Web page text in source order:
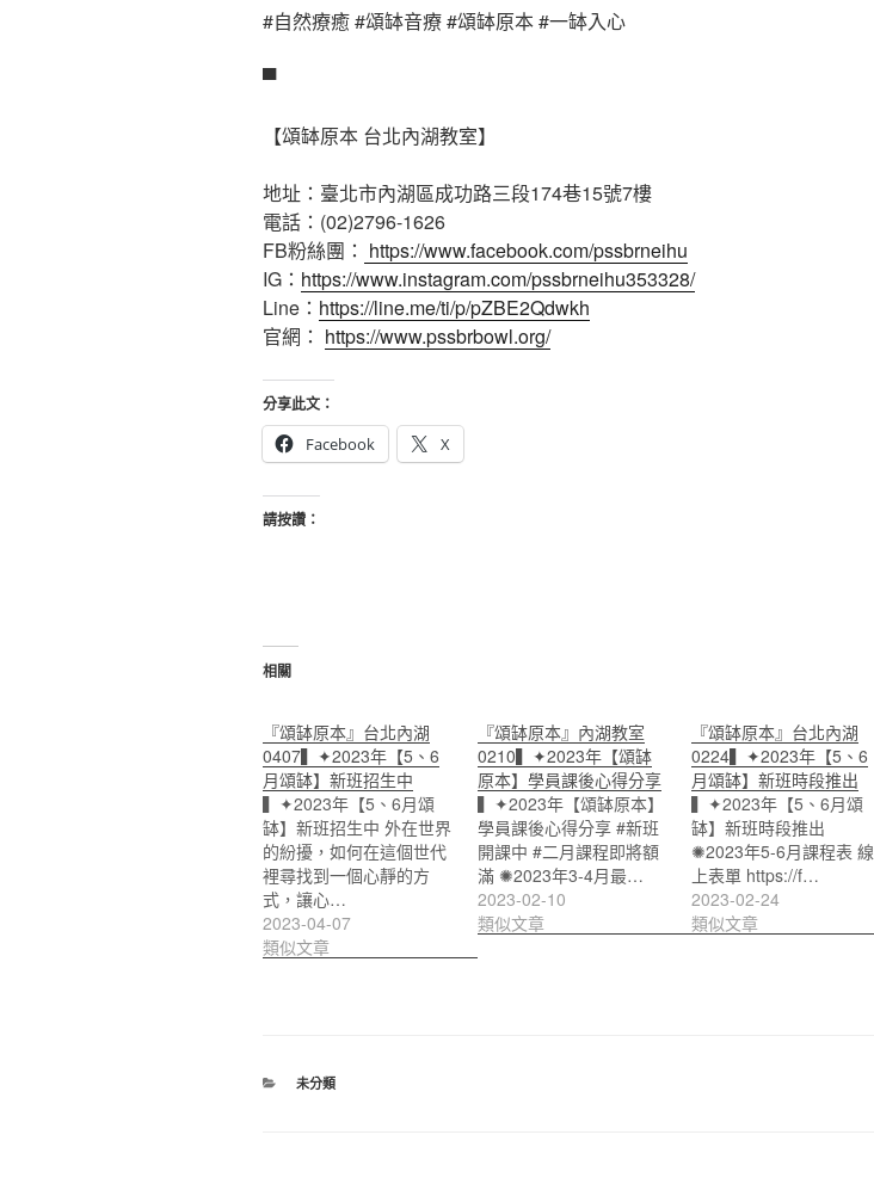
#自然療癒#頌缽音療#頌缽原本#一缽入心
▀
【頌缽原本 台北內湖教室】
地址：臺北市內湖區成功路三段174巷15號7樓
電話：(02)2796-1626
FB粉絲團： https://www.facebook.com/pssbrneihu
IG： https://www.instagram.com/pssbrneihu353328/
Line： https://line.me/ti/p/pZBE2Qdwkh
官網： https://www.pssbrbowl.org/
分享此文：
Facebook
X
請按讚：
相關
『頌缽原本』台北內湖
0407▍✦2023年【5、6
月頌缽】新班招生中
▍✦2023年【5、6月頌
缽】新班招生中 外在世界
的紛擾，如何在這個世代
裡尋找到一個心靜的方
式，讓心…
2023-04-07
類似文章
『頌缽原本』內湖教室
0210▍✦2023年【頌缽
原本】學員課後心得分享
▍✦2023年【頌缽原本】
學員課後心得分享 #新班
開課中 #二月課程即將額
滿 ✺2023年3-4月最…
2023-02-10
類似文章
『頌缽原本』台北內湖
0224▍✦2023年【5、6
月頌缽】新班時段推出
▍✦2023年【5、6月頌
缽】新班時段推出
✺2023年5-6月課程表 線
上表單 https://f…
2023-02-24
類似文章
分
未分類